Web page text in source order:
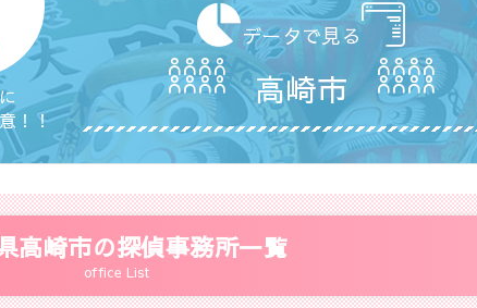
！！
データで見る
高崎市
高崎市の探偵事務所一覧
office List